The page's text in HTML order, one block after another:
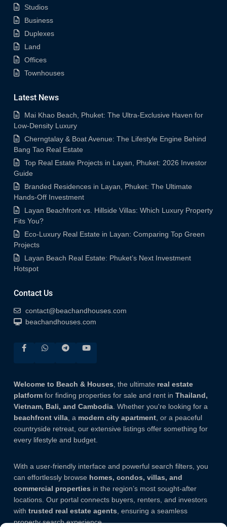
Studios
Business
Duplexes
Land
Offices
Townhouses
Latest News
Mai Khao Beach, Phuket: The Ultra-Exclusive Haven for
Low-Density Luxury
Cherngtalay & Boat Avenue: The Lifestyle Engine Behind
Bang Tao Real Estate
Top Real Estate Projects in Layan, Phuket: 2026 Investor
Guide
Branded Residences in Layan, Phuket: The Ultimate
Hands-Off Investment
Layan Beachfront vs. Hillside Villas: Which Luxury Property
Fits You?
Eco-Luxury Real Estate in Layan: Comparing Top Green
Projects
Layan Beach Real Estate: Phuket’s Next Investment
Hotspot
Contact Us
contact@beachandhouses.com
beachandhouses.com
Welcome to Beach & Houses , the ultimate real estate
platform for finding properties for sale and rent in Thailand,
Vietnam, Bali, and Cambodia . Whether you're looking for a
beachfront villa , a modern city apartment , or a peaceful
countryside retreat, our extensive listings offer something for
every lifestyle and budget.
With a user-friendly interface and powerful search filters, you
can effortlessly browse homes, condos, villas, and
commercial properties in the region’s most sought-after
locations. Our portal connects buyers, renters, and investors
with trusted real estate agents , ensuring a seamless
property search experience.